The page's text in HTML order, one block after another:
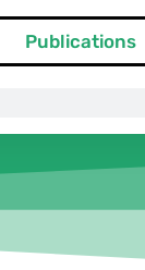
Publications